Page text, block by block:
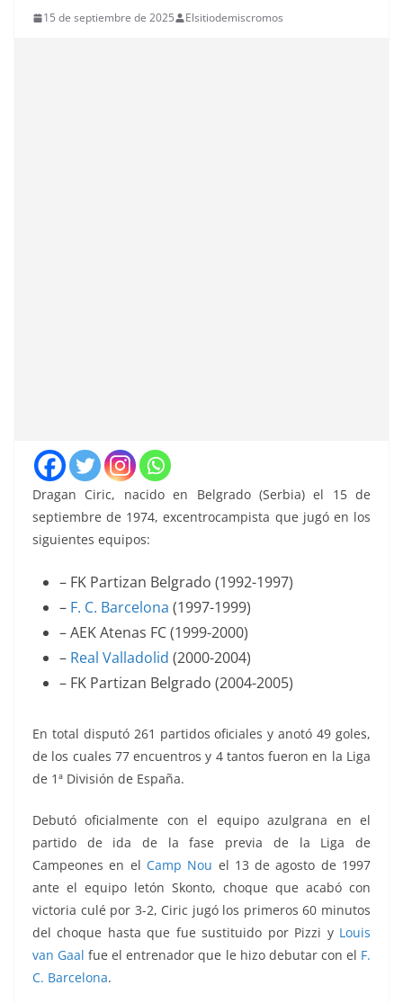
15 de septiembre de 2025 Elsitiodemiscromos
Dragan Ciric, nacido en Belgrado (Serbia) el 15 de
septiembre de 1974, excentrocampista que jugó en los
siguientes equipos:
– FK Partizan Belgrado (1992-1997)
– F. C. Barcelona (1997-1999)
– AEK Atenas FC (1999-2000)
– Real Valladolid (2000-2004)
– FK Partizan Belgrado (2004-2005)
En total disputó 261 partidos oficiales y anotó 49 goles,
de los cuales 77 encuentros y 4 tantos fueron en la Liga
de 1ª División de España.
Debutó oficialmente con el equipo azulgrana en el
partido de ida de la fase previa de la Liga de
Campeones en el Camp Nou el 13 de agosto de 1997
ante el equipo letón Skonto, choque que acabó con
victoria culé por 3-2, Ciric jugó los primeros 60 minutos
del choque hasta que fue sustituido por Pizzi y Louis
van Gaal fue el entrenador que le hizo debutar con el F.
C. Barcelona.